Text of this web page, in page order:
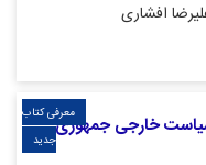
افشاری
سیاست خارجی جمهوریمعرفی کتاب
جدید